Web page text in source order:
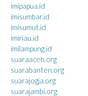
imipapua.id
imisumbar.id
imisumut.id
imiriau.id
imilampung.id
suaraaceh.org
suarabanten.org
suarajogja.org
suarajambi.org